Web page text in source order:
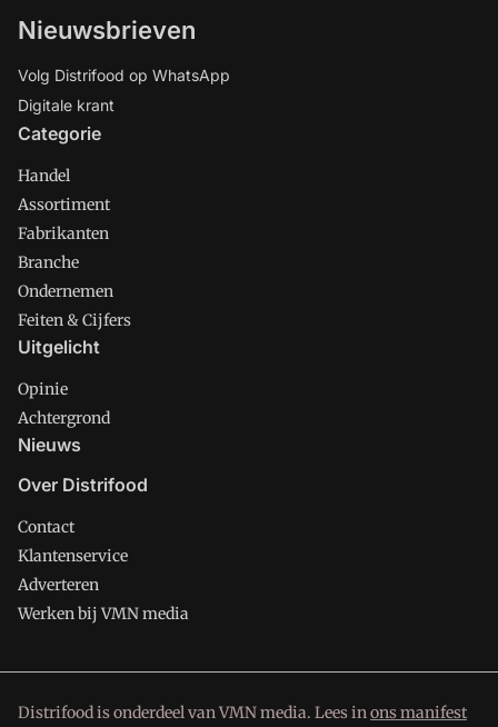
Nieuwsbrieven
Volg Distrifood op WhatsApp
Digitale krant
Categorie
Handel
Assortiment
Fabrikanten
Branche
Ondernemen
Feiten & Cijfers
Uitgelicht
Opinie
Achtergrond
Nieuws
Over Distrifood
Contact
Klantenservice
Adverteren
Werken bij VMN media
Distrifood is onderdeel van VMN media. Lees inons manifest